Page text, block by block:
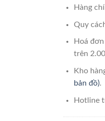
Hàng
Quy
Hoá
trên
Kho
bản đồ).
Hotline